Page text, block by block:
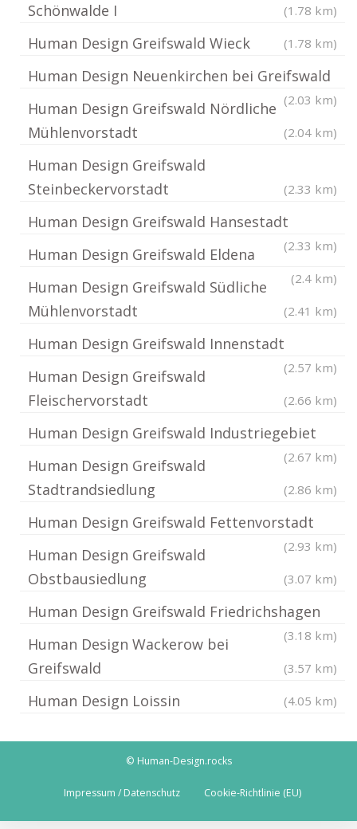
Schönwalde I
(1.78 km)
Human Design Greifswald Wieck (1.78 km)
Human Design Neuenkirchen bei Greifswald
(2.03 km)
Human Design Greifswald Nördliche
Mühlenvorstadt
(2.04 km)
Human Design Greifswald
Steinbeckervorstadt
(2.33 km)
Human Design Greifswald Hansestadt
(2.33 km)
Human Design Greifswald Eldena
(2.4 km)
Human Design Greifswald Südliche
Mühlenvorstadt
(2.41 km)
Human Design Greifswald Innenstadt
(2.57 km)
Human Design Greifswald
Fleischervorstadt
(2.66 km)
Human Design Greifswald Industriegebiet
(2.67 km)
Human Design Greifswald
Stadtrandsiedlung
(2.86 km)
Human Design Greifswald Fettenvorstadt
(2.93 km)
Human Design Greifswald
Obstbausiedlung
(3.07 km)
Human Design Greifswald Friedrichshagen
(3.18 km)
Human Design Wackerow bei
Greifswald
(3.57 km)
Human Design Loissin (4.05 km)
© Human-Design.rocks
Impressum / Datenschutz Cookie-Richtlinie (EU)